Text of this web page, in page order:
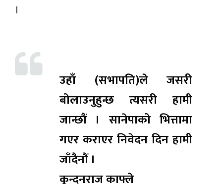
।
उहाँ (सभापति)ले जसरी
बोलाउनुहुन्छ त्यसरी हामी
जान्छौं । सानेपाको भित्तामा
गएर कराएर निवेदन दिन हामी
जाँदैनौं ।
कुन्दनराज काफ्ले